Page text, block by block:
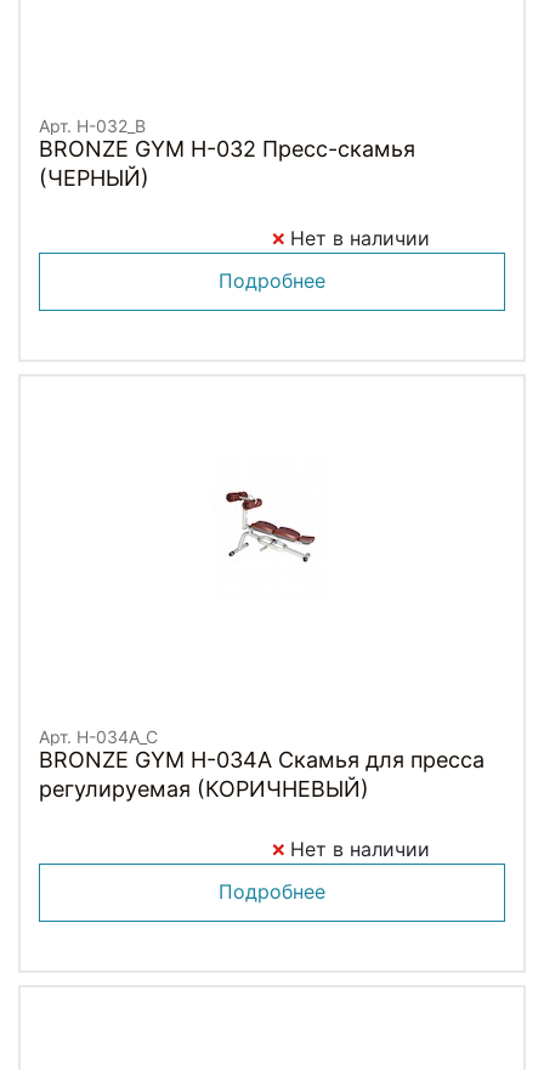
Арт. H-032_B
BRONZE GYM H-032 Пресс-скамья
(ЧЕРНЫЙ)
Нет в наличии
Подробнее
Арт. H-034A_C
BRONZE GYM H-034A Скамья для пресса
регулируемая (КОРИЧНЕВЫЙ)
Нет в наличии
Подробнее